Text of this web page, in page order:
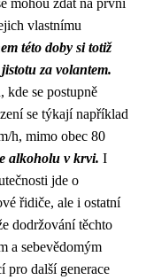
mohou zdát na první
vlastnímu
této doby si totiž
za volantem.
kde se postupně
se týkají například
h, mimo obec 80
alkoholu v krvi. I
jde o
řidiče, ale i ostatní
dodržování těchto
a sebevědomým
pro další generace